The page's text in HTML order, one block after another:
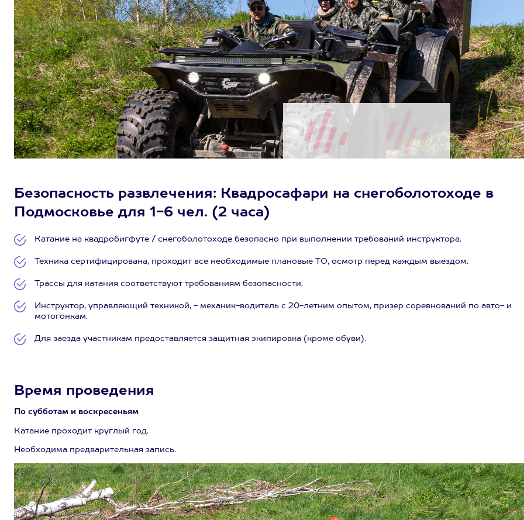
Безопасность развлечения: Квадросафари на снегоболотоходе в
Подмосковье для 1-6 чел. (2 часа)
Катание на квадробигфуте / снегоболотоходе безопасно при выполнении требований инструктора.
Техника сертифицирована, проходит все необходимые плановые ТО, осмотр перед каждым выездом.
Трассы для катания соответствуют требованиям безопасности.
Инструктор, управляющий техникой, - механик-водитель с 20-летним опытом, призер соревнований по авто- и
мотогонкам.
Для заезда участникам предоставляется защитная экипировка (кроме обуви).
Время проведения
По субботам и воскресеньям
Катание проходит круглый год.
Необходима предварительная запись.